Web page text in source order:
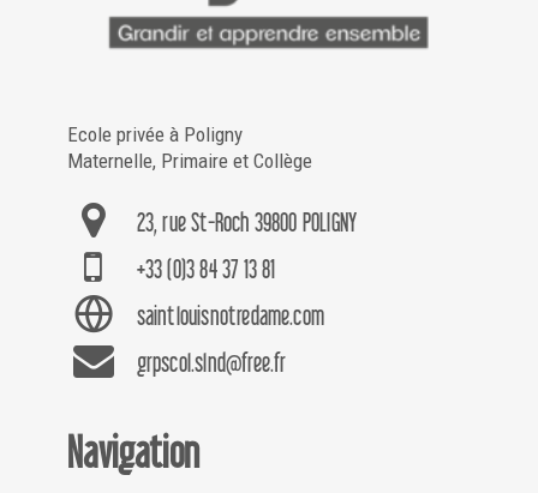
Ecole privée à Poligny
Maternelle, Primaire et Collège
23, rue St-Roch 39800 POLIGNY
+33 (0)3 84 37 13 81
saintlouisnotredame.com
grpscol.slnd@free.fr
Navigation